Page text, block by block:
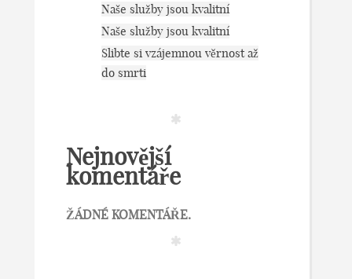
Naše služby jsou kvalitní
Naše služby jsou kvalitní
Slibte si vzájemnou věrnost až
do smrti
Nejnovější
komentáře
ŽÁDNÉ KOMENTÁŘE.